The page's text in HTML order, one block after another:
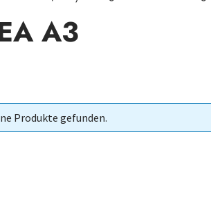
A3
Produkte gefunden.